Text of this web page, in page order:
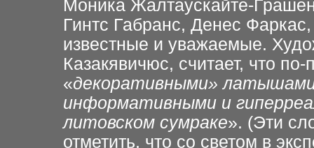
Моника Жалтаускайте-
Гинтс Габранс, Денес
известные и уважаемые.
Казакявичюс, считает, что
«декоративными»
информативными и
литовском сумраке». (Эти
отметить, что со светом в